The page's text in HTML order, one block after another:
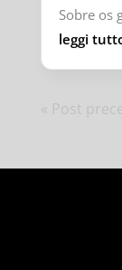
Sobre os
leggi